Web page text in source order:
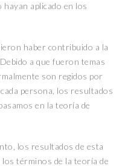
aplicado en los
haber contribuido a la
a que fueron temas
son regidos por
persona, los resultados
en la teoría de
los resultados de esta
términos de la teoría de